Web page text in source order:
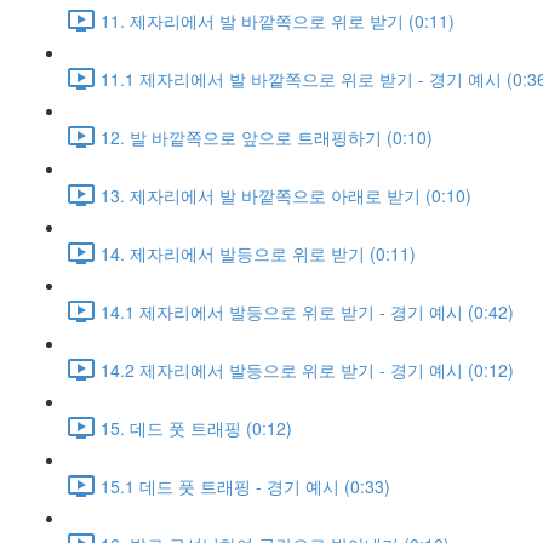
11. 제자리에서 발 바깥쪽으로 위로 받기 (0:11)
11.1 제자리에서 발 바깥쪽으로 위로 받기 - 경기 예시
12. 발 바깥쪽으로 앞으로 트래핑하기 (0:10)
13. 제자리에서 발 바깥쪽으로 아래로 받기 (0:10)
14. 제자리에서 발등으로 위로 받기 (0:11)
14.1 제자리에서 발등으로 위로 받기 - 경기 예시 (0:42)
14.2 제자리에서 발등으로 위로 받기 - 경기 예시 (0:12)
15. 데드 풋 트래핑 (0:12)
15.1 데드 풋 트래핑 - 경기 예시 (0:33)